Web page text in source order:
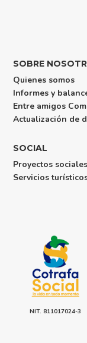
SOBRE
Quienes somos
Informes y
Entre amigos
Actualización de
SOCIAL
Proyectos sociales
Servicios
NIT. 811017024-3